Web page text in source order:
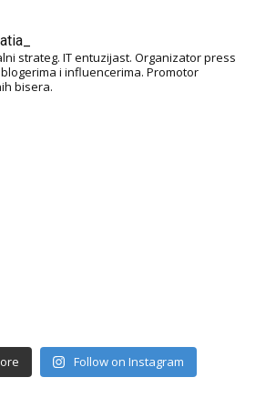
strateg. IT entuzijast. Organizator press
i influencerima. Promotor
bisera.
Follow on Instagram